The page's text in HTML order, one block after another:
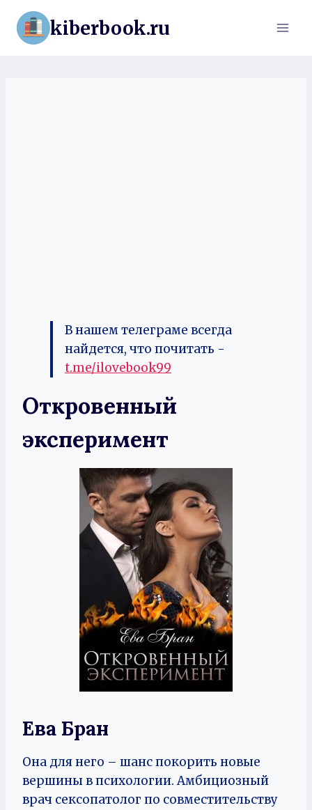
Перейти
содержимому
kiberbook.ru
В нашем телеграме всегда
найдется, что почитать -
t.me/ilovebook99
Откровенный
эксперимент
Ева Бран
Она для него – шанс покорить новые
вершины в психологии. Амбициозный
врач сексопатолог по совместительству